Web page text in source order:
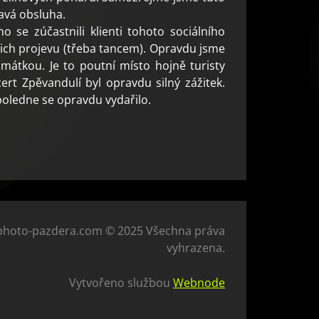
obsluha.
se zúčastnili klienti tohoto sociálního
projevu (třeba tancem). Opravdu jsme
Je to poutní místo hojně turisty
Zpěvandulí byl opravdu silný zážitek.
se opravdu vydařilo.
pazdera.com © 2025 Všechna práva
vyhrazena.
Vytvořeno službou Webnode